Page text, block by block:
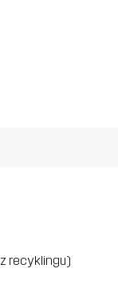
recyklingu)